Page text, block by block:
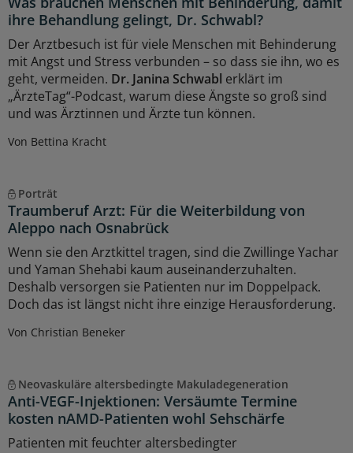
ihre Behandlung gelingt, Dr. Schwabl?
Der Arztbesuch ist für viele Menschen mit Behinderung
mit Angst und Stress verbunden – so dass sie ihn, wo es
geht, vermeiden. Dr. Janina Schwabl erklärt im
„ÄrzteTag“-Podcast, warum diese Ängste so groß sind
und was Ärztinnen und Ärzte tun können.
Von Bettina Kracht
Porträt
Traumberuf Arzt: Für die Weiterbildung von
Aleppo nach Osnabrück
Wenn sie den Arztkittel tragen, sind die Zwillinge Yachar
und Yaman Shehabi kaum auseinanderzuhalten.
Deshalb versorgen sie Patienten nur im Doppelpack.
Doch das ist längst nicht ihre einzige Herausforderung.
Von Christian Beneker
Neovaskuläre altersbedingte Makuladegeneration
Anti-VEGF-Injektionen: Versäumte Termine
kosten nAMD-Patienten wohl Sehschärfe
Patienten mit feuchter altersbedingter